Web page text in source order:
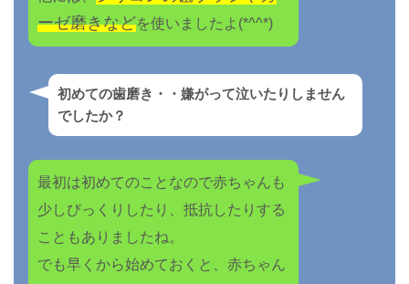
ーゼ磨きなどを使いましたよ(*^^*)
初めての歯磨き・・嫌がって泣いたりしません
でしたか？
最初は初めてのことなので赤ちゃんも
少しびっくりしたり、抵抗したりする
こともありましたね。
でも早くから始めておくと、赤ちゃん